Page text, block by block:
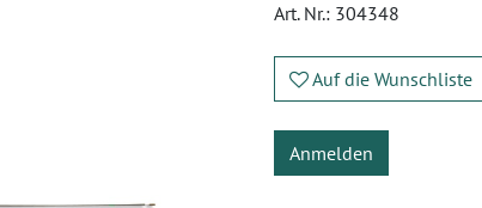
Art. Nr.: 304348
Auf die Wunschliste
Anmelden